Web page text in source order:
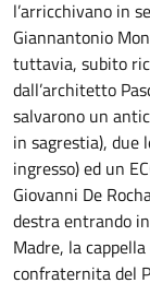
l’arricchivano in
Giannantonio
tuttavia, subito
dall’architetto
salvarono un
in sagrestia), due
ingresso) ed un
Giovanni De
destra entrando
Madre, la
confraternita del